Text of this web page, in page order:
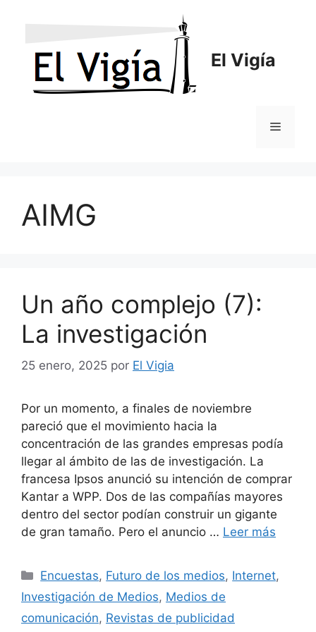
El Vigía
Menú
AIMG
Un año complejo (7):
La investigación
25 enero, 2025 por El Vigia
Por un momento, a finales de noviembre
pareció que el movimiento hacia la
concentración de las grandes empresas podía
llegar al ámbito de las de investigación. La
francesa Ipsos anunció su intención de comprar
Kantar a WPP. Dos de las compañías mayores
dentro del sector podían construir un gigante
de gran tamaño. Pero el anuncio … Leer más
Categorías
Encuestas, Futuro de los medios, Internet,
Investigación de Medios, Medios de
comunicación, Revistas de publicidad